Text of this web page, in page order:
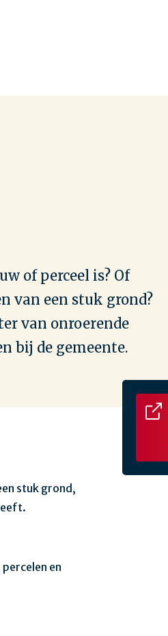
of perceel is? Of
van een stuk grond?
van onroerende
bij de gemeente.
stuk grond,
en